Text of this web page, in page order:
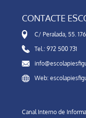
CONTACTE
C/ Peralada, 55.
Tel.: 972 500 731
Web:
Canal Interno de